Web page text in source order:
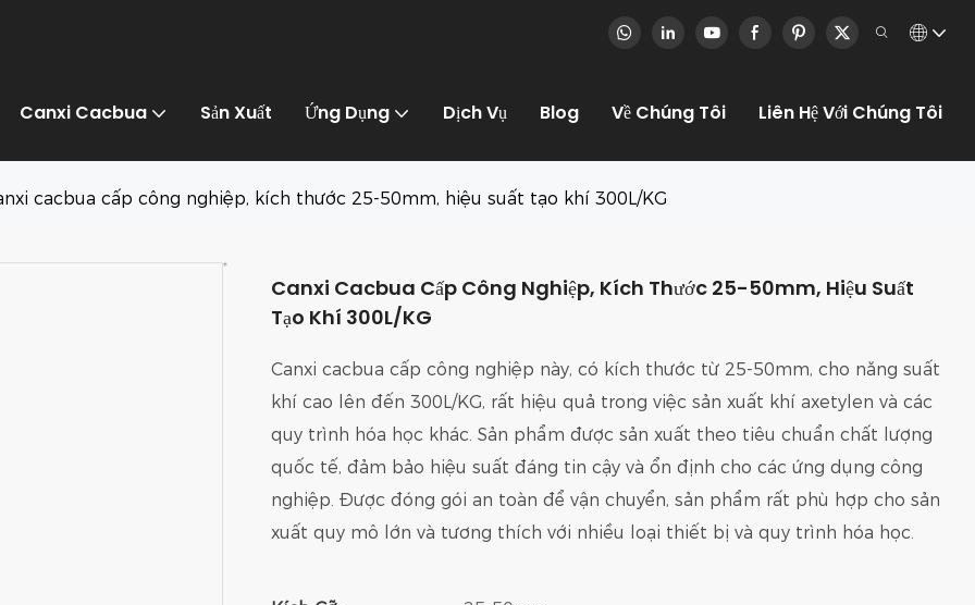
Canxi Cacbua Sản Xuất Ứng Dụng Dịch Vụ Blog Về Chúng Tôi Liên Hệ Với Chúng Tôi
cacbua cấp công nghiệp, kích thước 25-50mm, hiệu suất tạo khí 300L/KG
Canxi Cacbua Cấp Công Nghiệp, Kích Thước 25-50mm, Hiệu Suất
Tạo Khí 300L/KG
Canxi cacbua cấp công nghiệp này, có kích thước từ 25-50mm, cho năng suất
khí cao lên đến 300L/KG, rất hiệu quả trong việc sản xuất khí axetylen và các
quy trình hóa học khác. Sản phẩm được sản xuất theo tiêu chuẩn chất lượng
quốc tế, đảm bảo hiệu suất đáng tin cậy và ổn định cho các ứng dụng công
nghiệp. Được đóng gói an toàn để vận chuyển, sản phẩm rất phù hợp cho sản
xuất quy mô lớn và tương thích với nhiều loại thiết bị và quy trình hóa học.